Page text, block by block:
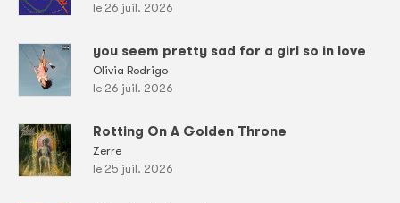
le 26 juil. 2026
you seem pretty sad for a girl so in love
Olivia Rodrigo
le 26 juil. 2026
Rotting On A Golden Throne
Zerre
le 25 juil. 2026